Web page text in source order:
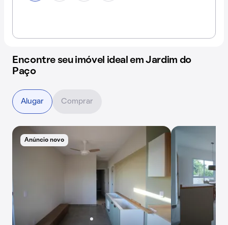
Encontre seu imóvel ideal em Jardim do
Paço
Anúncio novo
Alugar Comprar